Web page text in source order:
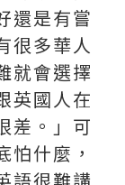
還是有嘗
很多華人
就會選擇
英國人在
差。」可
怕什麼，